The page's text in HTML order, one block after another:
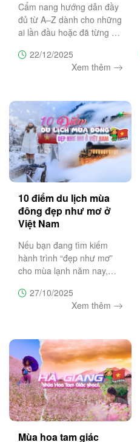
Cẩm nang hướng dẫn đầy
đủ từ A–Z dành cho những
ai lần đầu hoặc đã từng du
chọn đúng thời điểm, lên
lịch trình hợp lý, ngắm hoa
22/12/2025
Xem thêm
10 điểm du lịch mùa
đông đẹp như mơ ở
Việt Nam
Nếu bạn đang tìm kiếm
hành trình “đẹp như mơ”
cho mùa lạnh năm nay,
Tourist khám phá 10 điểm
đến mùa đông tuyệt vời
ca của thiên
27/10/2025
Xem thêm
Mùa hoa tam giác